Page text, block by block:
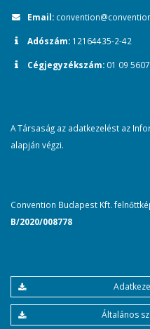
Email:
Adószám: 12164435-2-42
Cégjegyzékszám: 01 09
A Társaság az adatkezelést az
alapján végzi.
Convention Budapest Kft.
B/2020/008778
Általános